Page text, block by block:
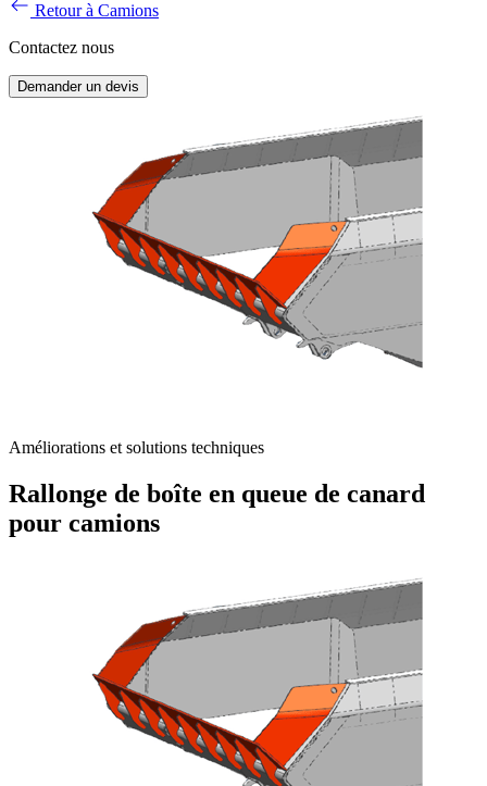
Retour à Camions
Contactez nous
Demander un devis
Améliorations et solutions techniques
Rallonge de boîte en queue de canard
pour camions